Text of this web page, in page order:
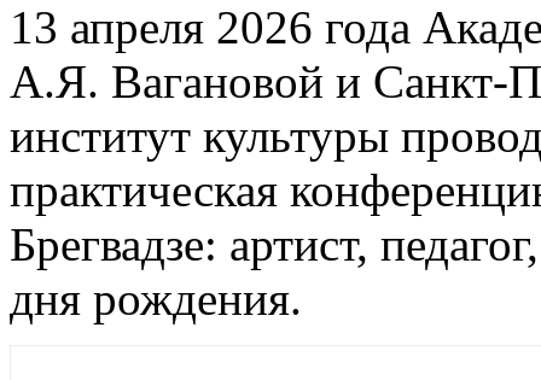
13 апреля 2026 года
А.Я. Вагановой и Санкт-
институт культуры
практическая
Брегвадзе: артист,
дня рождения.